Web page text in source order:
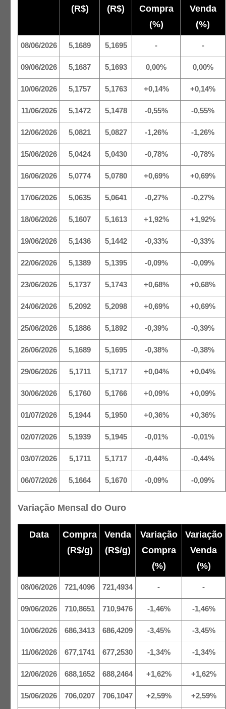
(R$) (R$)
Compra
(%)
Venda
(%)
08/06/2026 5,1689 5,1695 - -
09/06/2026 5,1687 5,1693 0,00% 0,00%
10/06/2026 5,1757 5,1763 +0,14% +0,14%
11/06/2026 5,1472 5,1478 -0,55% -0,55%
12/06/2026 5,0821 5,0827 -1,26% -1,26%
15/06/2026 5,0424 5,0430 -0,78% -0,78%
16/06/2026 5,0774 5,0780 +0,69% +0,69%
17/06/2026 5,0635 5,0641 -0,27% -0,27%
18/06/2026 5,1607 5,1613 +1,92% +1,92%
19/06/2026 5,1436 5,1442 -0,33% -0,33%
22/06/2026 5,1389 5,1395 -0,09% -0,09%
23/06/2026 5,1737 5,1743 +0,68% +0,68%
24/06/2026 5,2092 5,2098 +0,69% +0,69%
25/06/2026 5,1886 5,1892 -0,39% -0,39%
26/06/2026 5,1689 5,1695 -0,38% -0,38%
29/06/2026 5,1711 5,1717 +0,04% +0,04%
30/06/2026 5,1760 5,1766 +0,09% +0,09%
01/07/2026 5,1944 5,1950 +0,36% +0,36%
02/07/2026 5,1939 5,1945 -0,01% -0,01%
03/07/2026 5,1711 5,1717 -0,44% -0,44%
06/07/2026 5,1664 5,1670 -0,09% -0,09%
Variação Mensal do Ouro
Data
Compra
(R$/g)
Venda
(R$/g)
Variação
Compra
(%)
Variação
Venda
(%)
08/06/2026 721,4096 721,4934 - -
09/06/2026 710,8651 710,9476 -1,46% -1,46%
10/06/2026 686,3413 686,4209 -3,45% -3,45%
11/06/2026 677,1741 677,2530 -1,34% -1,34%
12/06/2026 688,1652 688,2464 +1,62% +1,62%
15/06/2026 706,0207 706,1047 +2,59% +2,59%